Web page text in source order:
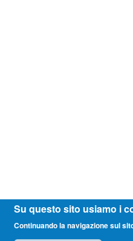
Su questo sito usiamo i
Continuando la navigazione sul